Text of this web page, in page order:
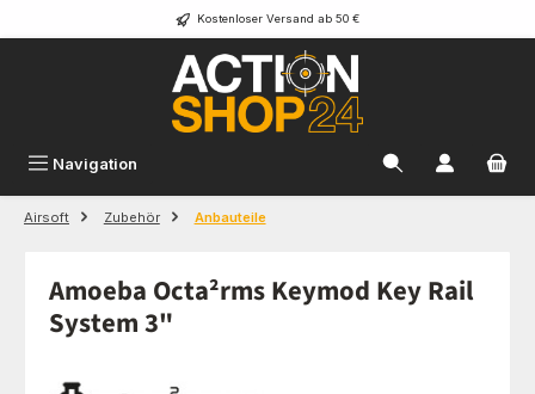
Zum Hauptinhalt springen Kostenloser Versand ab 50 €
Navigation
Airsoft Zubehör Anbauteile
Amoeba Octa²rms Keymod Key Rail
System 3"